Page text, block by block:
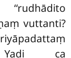
vuttanti?
Yadi ca